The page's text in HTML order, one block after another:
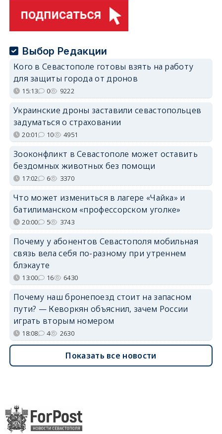
Выбор Редакции
Кого в Севастополе готовы взять на работу
для защиты города от дронов
15:13 0 9222
Украинские дроны заставили севастопольцев
задуматься о страховании
20:01 10 4951
Зооконфликт в Севастополе может оставить
бездомных животных без помощи
17:02 6 3370
Что может измениться в лагере «Чайка» и
батилиманском «профессорском уголке»
20:00 5 3743
Почему у абонентов Севастополя мобильная
связь вела себя по-разному при утреннем
блэкауте
13:00 16 6430
Почему наш бронепоезд стоит на запасном
пути? — Кеворкян объяснил, зачем России
играть вторым номером
18:08 4 2630
Показать все новости